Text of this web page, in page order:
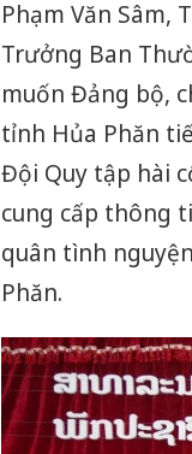
Phạm Văn Sâm,
Trưởng Ban
muốn Đảng bộ,
tỉnh Hủa Phăn
Đội Quy tập hài
cung cấp thông
quân tình
Phăn.